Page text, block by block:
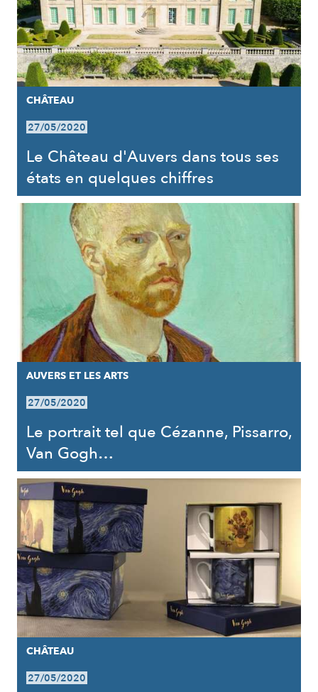
CHÂTEAU
27/05/2020
Le Château d'Auvers dans tous ses
états en quelques chiffres
AUVERS ET LES ARTS
27/05/2020
Le portrait tel que Cézanne, Pissarro,
Van Gogh…
CHÂTEAU
27/05/2020